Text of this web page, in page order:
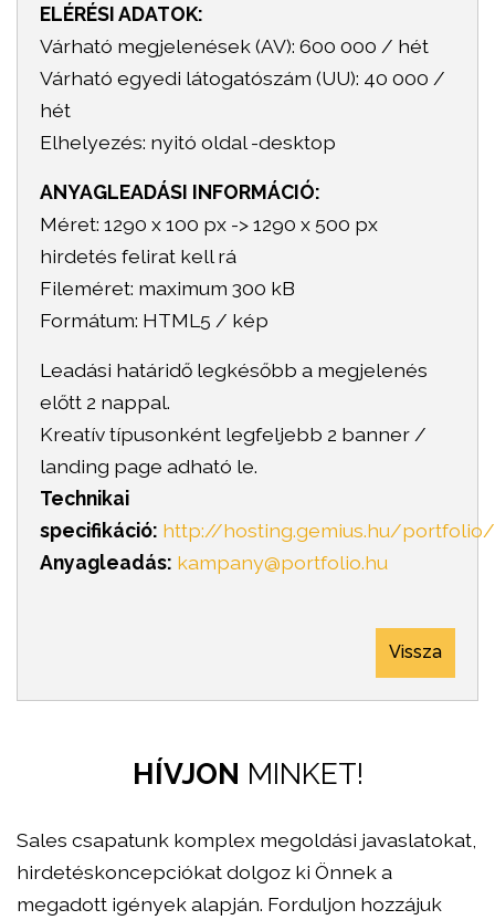
ELÉRÉSI ADATOK:
Várható megjelenések (AV): 600 000 / hét
Várható egyedi látogatószám (UU): 40 000 /
hét
Elhelyezés: nyitó oldal -desktop
ANYAGLEADÁSI INFORMÁCIÓ:
Méret: 1290 x 100 px -> 1290 x 500 px
hirdetés felirat kell rá
Fileméret: maximum 300 kB
Formátum: HTML5 / kép
Leadási határidő legkésőbb a megjelenés
előtt 2 nappal.
Kreatív típusonként legfeljebb 2 banner /
landing page adható le.
Technikai
specifikáció: http://hosting.gemius.hu/
Anyagleadás: kampany@portfolio.hu
Vissza
HÍVJON MINKET!
Sales csapatunk komplex megoldási javaslatokat,
hirdetéskoncepciókat dolgoz ki Önnek a
megadott igények alapján. Forduljon hozzájuk